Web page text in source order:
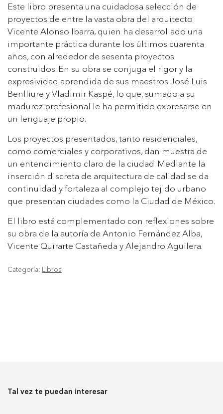
Este libro presenta una cuidadosa selección de
proyectos de entre la vasta obra del arquitecto
Vicente Alonso Ibarra, quien ha desarrollado una
importante práctica durante los últimos cuarenta
años, con alrededor de sesenta proyectos
construidos. En su obra se conjuga el rigor y la
expresividad aprendida de sus maestros José Luis
Benlliure y Vladimir Kaspé, lo que, sumado a su
madurez profesional le ha permitido expresarse en
un lenguaje propio.
Los proyectos presentados, tanto residenciales,
como comerciales y corporativos, dan muestra de
un entendimiento claro de la ciudad. Mediante la
inserción discreta de arquitectura de calidad se da
continuidad y fortaleza al complejo tejido urbano
que presentan ciudades como la Ciudad de México.
El libro está complementado con reflexiones sobre
su obra de la autoría de Antonio Fernández Alba,
Vicente Quirarte Castañeda y Alejandro Aguilera.
Categoría: Libros
Tal vez te puedan interesar